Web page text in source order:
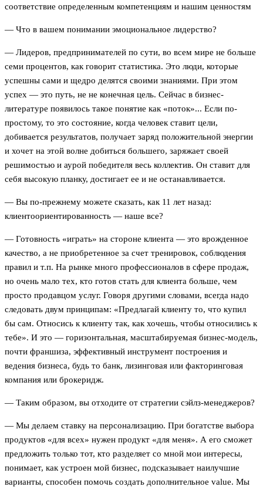
соответствие определенным компетенциям и нашим ценностям
— Что в вашем понимании эмоциональное лидерство?
— Лидеров, предпринимателей по сути, во всем мире не больше
семи процентов, как говорит статистика. Это люди, которые
успешны сами и щедро делятся своими знаниями. При этом
успех — это путь, не не конечная цель. Сейчас в бизнес-
литературе появилось такое понятие как «поток»... Если по-
простому, то это состояние, когда человек ставит цели,
добивается результатов, получает заряд положительной энергии
и хочет на этой волне добиться большего, заряжает своей
решимостью и аурой победителя весь коллектив. Он ставит для
себя высокую планку, достигает ее и не останавливается.
— Вы по-прежнему можете сказать, как 11 лет назад:
клиентоориентированность — наше все?
— Готовность «играть» на стороне клиента — это врожденное
качество, а не приобретенное за счет тренировок, соблюдения
правил и т.п. На рынке много профессионалов в сфере продаж,
но очень мало тех, кто готов стать для клиента больше, чем
просто продавцом услуг. Говоря другими словами, всегда надо
следовать двум принципам: «Предлагай клиенту то, что купил
бы сам. Относись к клиенту так, как хочешь, чтобы относились к
тебе». И это — горизонтальная, масштабируемая бизнес-модель,
почти франшиза, эффективный инструмент построения и
ведения бизнеса, будь то банк, лизинговая или факторинговая
компания или брокеридж.
— Таким образом, вы отходите от стратегии сэйлз-менеджеров?
— Мы делаем ставку на персонализацию. При богатстве выбора
продуктов «для всех» нужен продукт «для меня». А его сможет
предложить только тот, кто разделяет со мной мои интересы,
понимает, как устроен мой бизнес, подсказывает наилучшие
варианты, способен помочь создать дополнительное value. Мы